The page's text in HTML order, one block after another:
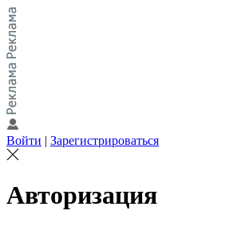
Войти | Зарегистрироваться
Авторизация